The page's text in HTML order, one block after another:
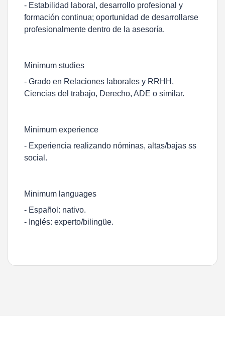
- Estabilidad laboral, desarrollo profesional y
formación continua; oportunidad de desarrollarse
profesionalmente dentro de la asesoría.
Minimum studies
- Grado en Relaciones laborales y RRHH,
Ciencias del trabajo, Derecho, ADE o similar.
Minimum experience
- Experiencia realizando nóminas, altas/bajas ss
social.
Minimum languages
- Español: nativo.
- Inglés: experto/bilingüe.